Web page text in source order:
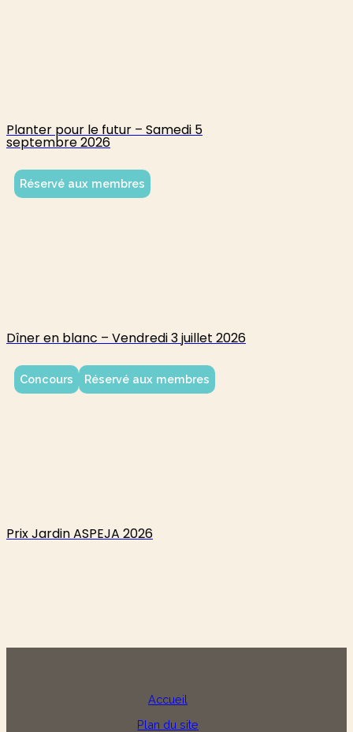
Planter pour le futur – Samedi 5
septembre 2026
Réservé aux membres
Dîner en blanc – Vendredi 3 juillet 2026
Concours Réservé aux membres
Prix Jardin ASPEJA 2026
Accueil
Plan du site